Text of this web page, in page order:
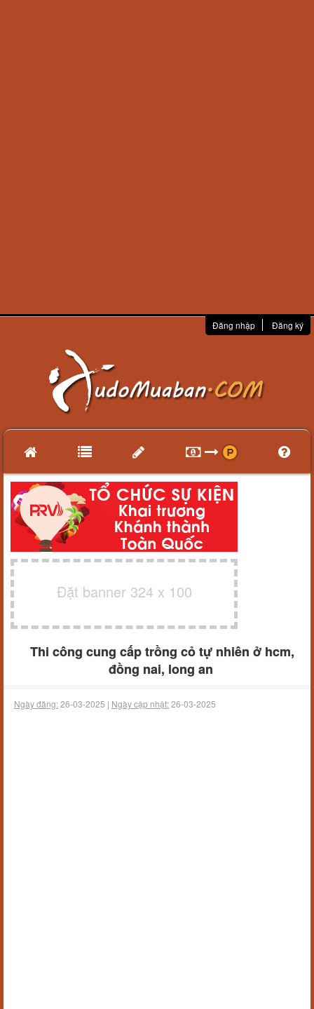
Đăng nhập Đăng ký
Đặt banner 324 x 100
Thi công cung cấp trồng cỏ tự nhiên ở hcm,
đồng nai, long an
Ngày đăng:26-03-2025 | Ngày cập nhật:26-03-2025